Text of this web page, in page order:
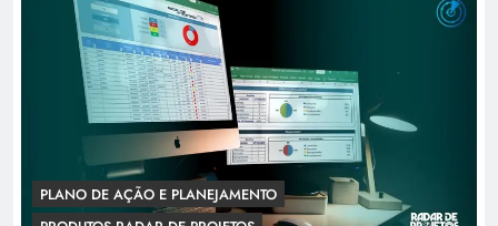
PLANO DE AÇÃO E PLANEJAMENTO